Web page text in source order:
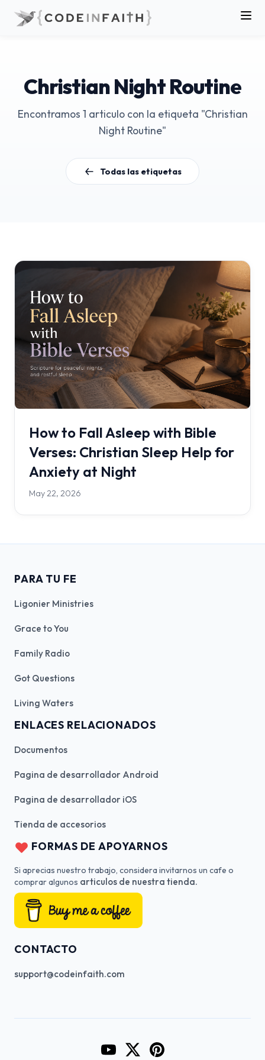
Christian Night Routine
Encontramos 1 articulo con la etiqueta "Christian
Night Routine"
Todas las etiquetas
How to Fall Asleep with Bible
Verses: Christian Sleep Help for
Anxiety at Night
May 22, 2026
PARA TU FE
Ligonier Ministries
Grace to You
Family Radio
Got Questions
Living Waters
ENLACES RELACIONADOS
Documentos
Pagina de desarrollador Android
Pagina de desarrollador iOS
Tienda de accesorios
FORMAS DE APOYARNOS
Si aprecias nuestro trabajo, considera invitarnos un cafe o
comprar algunos articulos de nuestra tienda.
CONTACTO
support@codeinfaith.com